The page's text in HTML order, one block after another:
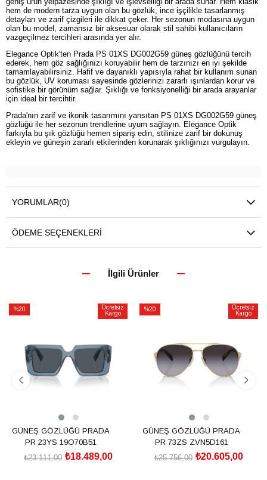
hem de modern tarza uygun olan bu gözlük, ince işçilikle tasarlanmış
detayları ve zarif çizgileri ile dikkat çeker. Her sezonun modasına uygun
olan bu model, zamansız bir aksesuar olarak stil sahibi kullanıcıların
vazgeçilmez tercihleri arasında yer alır.
Elegance Optik'ten Prada PS 01XS DG002G59 güneş gözlüğünü tercih
ederek, hem göz sağlığınızı koruyabilir hem de tarzınızı en iyi şekilde
tamamlayabilirsiniz. Hafif ve dayanıklı yapısıyla rahat bir kullanım sunan
bu gözlük, UV koruması sayesinde gözlerinizi zararlı ışınlardan korur ve
sofistike bir görünüm sağlar. Şıklığı ve fonksiyonelliği bir arada arayanlar
için ideal bir tercihtir.
Prada'nın zarif ve ikonik tasarımını yansıtan PS 01XS DG002G59 güneş
gözlüğü ile her sezonun trendlerine uyum sağlayın. Elegance Optik
farkıyla bu şık gözlüğü hemen sipariş edin, stilinize zarif bir dokunuş
ekleyin ve güneşin zararlı etkilerinden korunarak şıklığınızı vurgulayın.
YORUMLAR(0)
ÖDEME SEÇENEKLERI
İlgili Ürünler
%20
Ücretsiz
Kargo
GÜNEŞ GÖZLÜĞÜ PRADA
PR 23YS 19O70B51
₺18.489,00
₺23.111,00
%20
Ücretsiz
Kargo
GÜNEŞ GÖZLÜĞÜ PRADA
PR 73ZS ZVN5D161
₺20.605,00
₺25.756,00